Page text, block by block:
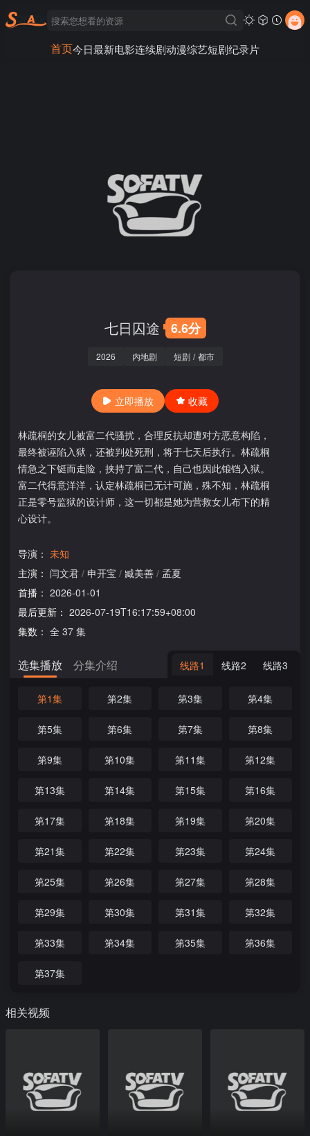
首页今日最新电影连续剧动漫综艺短剧纪录片
七日囚途 6.6分
2026 内地剧 短剧 / 都市
立即播放 收藏
林疏桐的女儿被富二代骚扰，合理反抗却遭对方恶意构陷，
最终被诬陷入狱，还被判处死刑，将于七天后执行。林疏桐
情急之下铤而走险，挟持了富二代，自己也因此锒铛入狱。
富二代得意洋洋，认定林疏桐已无计可施，殊不知，林疏桐
正是零号监狱的设计师，这一切都是她为营救女儿布下的精
心设计。
导演： 未知
主演： 闫文君 / 申开宝 / 臧美善 / 孟夏
首播： 2026-01-01
最后更新： 2026-07-19T16:17:59+08:00
集数： 全 37 集
选集播放 分集介绍 线路1 线路2 线路3
第1集 第2集 第3集 第4集
第5集 第6集 第7集 第8集
第9集 第10集 第11集 第12集
第13集 第14集 第15集 第16集
第17集 第18集 第19集 第20集
第21集 第22集 第23集 第24集
第25集 第26集 第27集 第28集
第29集 第30集 第31集 第32集
第33集 第34集 第35集 第36集
第37集
相关视频